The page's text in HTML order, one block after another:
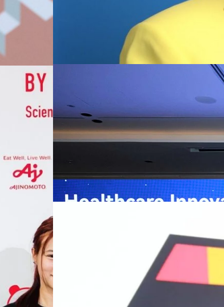
ฤติกรรม
านล้าน
ค์
รใช้
หัวเว่ยเดินหน้าปฏิวัติวงการสาธารณสุขไท
เกมเร่งเครื่อง AI เพื่อการแพทย์ในประเทศไท
กรุงเทพฯ, 7 สิงหาคม 2569 — หัวเว่ย จัดงาน “Huawei
Thailand Digital & AI Summit 2026 รวมผู้นำด้านนโยบ
พันธมิตรด้านเทคโนโลยีจากไทยและจีน ร่วมขับเคลื่อนอนา
ปัญญาประดิษฐ์ (AI) พร้อมประกาศความร่วมมือครั้งสำคั
ประเทศอย่างเป็นทางการ นายปีเตอร์ จาง ประธานกลุ่มธุ
เว่ย เทคโนโลยี่ จำกัด ได้กล่าวถึงความมุ่งมั่นของหัวเว่ยใ
สาธารณสุขไทย และบทบาทของเทคโนโลยี AI ในการยกร
ประชาชนได้อย่างทั่วถึงมากขึ้น ภายใต้แนวคิด “AI for
มาเปลี่ยนแปลงอุตสาหกรรมสาธารณสุขอย่างรวดเร็ว หัว
หลายแห่งในจีน เราเชื่อมั่นว่าความร่วมมือระหว่างหัวเว่ย
Read More
Recurring Revenue เร่งเครื่อง New
บริษัท ซินเน็ค (ประเทศไทย) จำกัด (มหาชน) หรือ
ไตรมาส 2 และงวด 6 เดือนแรกของปี 2569 เติบโต 17.8%
เติบโตของรายได้อย่างมีนัยสำคัญ พร้อมประกาศจ่ายเงิน
ไม่ได้รับสิทธิปันผล (XD) วันที่ 19 สิงหาคม 2569 และกำ
ธิดา มงคลสุธี ประธานเจ้าหน้าที่บริหาร บริษัท ซินเน็ค (ปร